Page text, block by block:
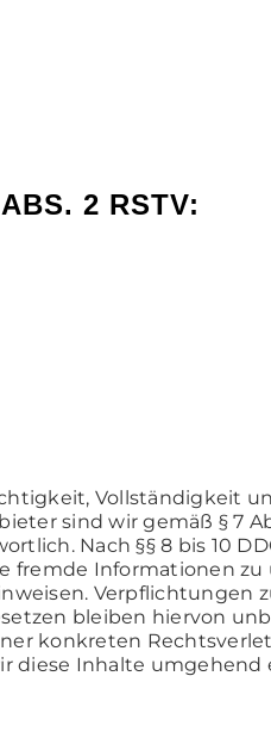
2 RSTV:
Vollständigkeit
sind wir gemäß § 7
Nach §§ 8 bis 10
fremde Informationen zu
Verpflichtungen
bleiben hiervon
konkreten
diese Inhalte umgehend